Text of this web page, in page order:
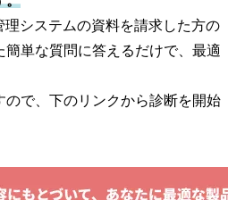
システムの資料を請求した方の
単な質問に答えるだけで、最適
で、下のリンクから診断を開始